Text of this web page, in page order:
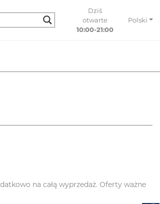
Dziś
otwarte
10:00-21:00
Polski
na całą wyprzedaż. Oferty ważne